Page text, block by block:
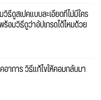
ธีดูสเปคแบบละเอียดที่ไม่มีใคร
อมวิธีดูว่าอัปเกรดได้ไหมด้วย
าการ วิธีแก้ไขให้คอมกลับมา